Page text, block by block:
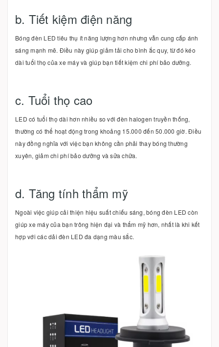
b. Tiết kiệm điện năng
Bóng đèn LED tiêu thụ ít năng lượng hơn nhưng vẫn cung cấp ánh
sáng mạnh mẽ. Điều này giúp giảm tải cho bình ắc quy, từ đó kéo
dài tuổi thọ của xe máy và giúp bạn tiết kiệm chi phí bảo dưỡng.
c. Tuổi thọ cao
LED có tuổi thọ dài hơn nhiều so với đèn halogen truyền thống,
thường có thể hoạt động trong khoảng 15.000 đến 50.000 giờ. Điều
này đồng nghĩa với việc bạn không cần phải thay bóng thường
xuyên, giảm chi phí bảo dưỡng và sửa chữa.
d. Tăng tính thẩm mỹ
Ngoài việc giúp cải thiện hiệu suất chiếu sáng, bóng đèn LED còn
giúp xe máy của bạn trông hiện đại và thẩm mỹ hơn, nhất là khi kết
hợp với các dải đèn LED đa dạng màu sắc.